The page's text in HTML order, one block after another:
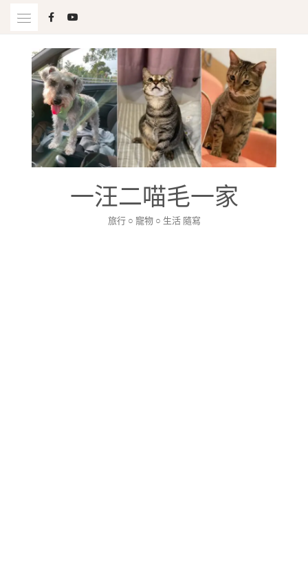
一汪二喵毛一家
旅行 ○ 寵物 ○ 生活 隨寫